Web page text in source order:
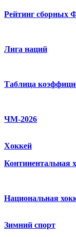
Рейтинг
Лига наций
Таблица
ЧМ-2026
Хоккей
Континентальная
Национальная
Зимний спорт